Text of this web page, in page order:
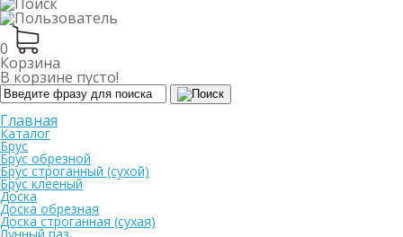
0
Корзина
В корзине пусто!
Главная
Каталог
Брус
Брус обрезной
Брус строганный (сухой)
Брус клееный
Доска
Доска обрезная
Доска строганная (сухая)